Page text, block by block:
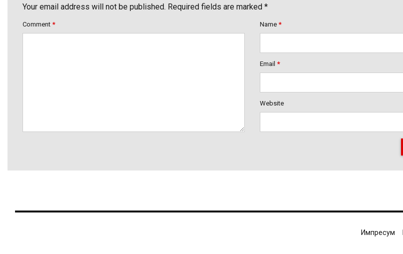
Your email address will not be published. Required fields are marked *
Comment * Name *
Email *
Website
Импресум